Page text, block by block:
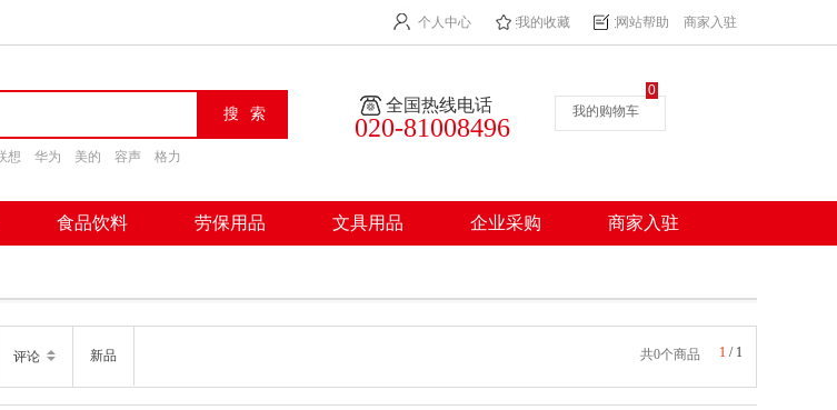
个人中心 我的收藏 网站帮助 商家入驻
想 华为 美的 容声 格力
全国热线电话
020-81008496
我的购物车
0
食品饮料 劳保用品 文具用品 企业采购 商家入驻
评论 新品 共0个商品 1 / 1